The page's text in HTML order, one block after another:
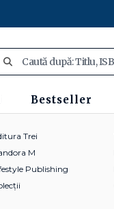
Bestseller
Trei
M
Publishing